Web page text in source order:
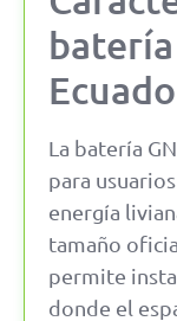
La batería
para
energía
tamaño
permite
donde el